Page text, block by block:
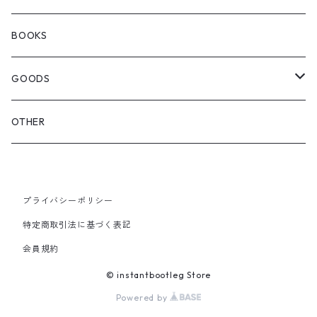
SEDAN ALL-PURPOSE
SHOULDER
OTHER BAGS
EYE WEAR
CAP&HAT
GLOVES&SCARF
SHOULDER
SMALL BAG
BOOKS
GOODS
TOY
PINS& PINBACK
SOX
OTHER
プライバシーポリシー
特定商取引法に基づく表記
会員規約
© instantbootleg Store
Powered by